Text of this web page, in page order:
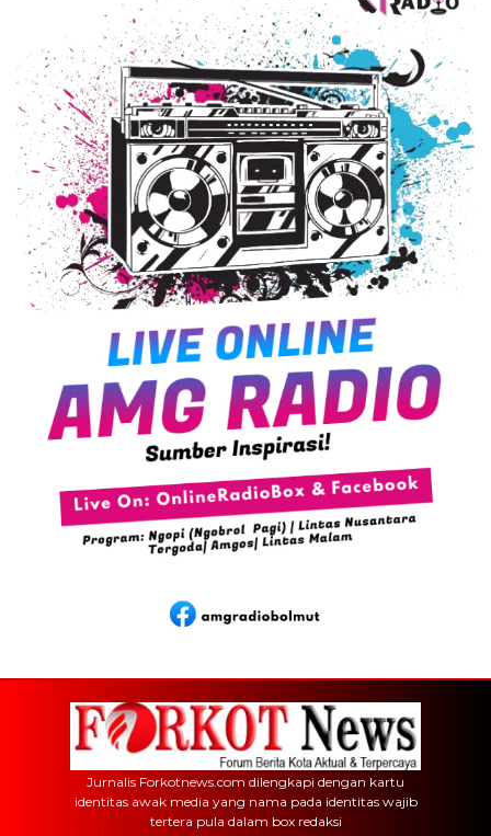
Jurnalis Forkotnews.com dilengkapi dengan kartu
identitas awak media yang nama pada identitas wajib
tertera pula dalam box redaksi